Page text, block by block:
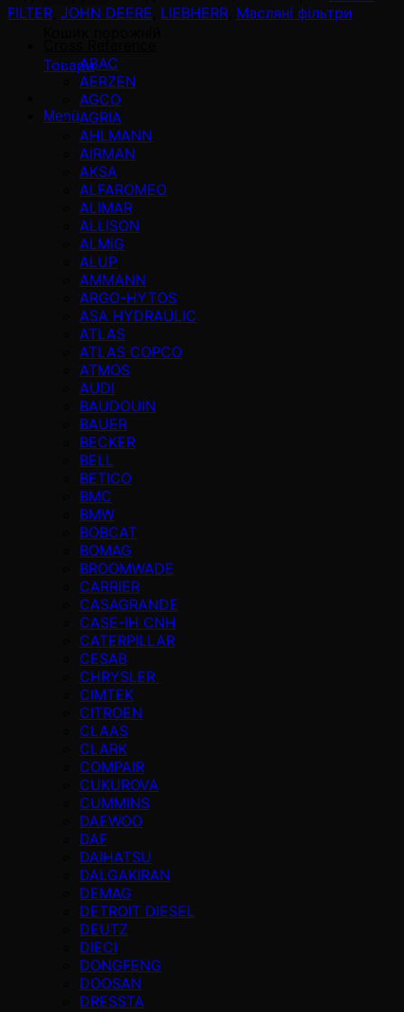
Товари
Menü
FILTER JOHN DEERE LIEBHERR Масляні фільтри
ABAC
AERZEN
AGCO
AGRIA
AHLMANN
AIRMAN
AKSA
ALFAROMEO
ALIMAR
ALLISON
ALMiG
ALUP
AMMANN
ARGO-HYTOS
ASA HYDRAULIC
ATLAS
ATLAS COPCO
ATMOS
AUDI
BAUDOUIN
BAUER
BECKER
BELL
BETICO
BMC
BMW
BOBCAT
BOMAG
BROOMWADE
CARRIER
CASAGRANDE
CASE-IH CNH
CATERPILLAR
CESAB
CHRYSLER
CIMTEK
CITROEN
CLAAS
CLARK
COMPAIR
CUKUROVA
CUMMINS
DAEWOO
DAF
DAIHATSU
DALGAKIRAN
DEMAG
DETROIT DIESEL
DEUTZ
DIECI
DONGFENG
DOOSAN
DRESSTA